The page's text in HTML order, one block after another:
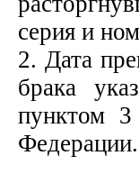
серия и
2. Дата
брака
пунктом 3
Федерации.